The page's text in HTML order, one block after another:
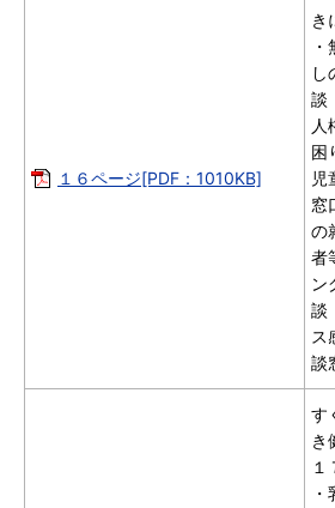
１６ページ[PDF：1010KB]
き
談
困
児
窓
の
者
ン
談
ス
談
す
き
１